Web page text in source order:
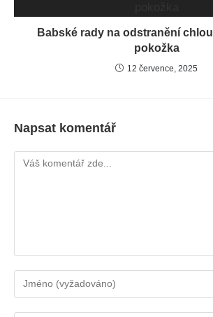
Babské rady na odstranění
pokožka
12 července, 2025
Napsat komentář